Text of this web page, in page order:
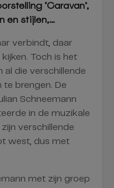
‘Caravan’,
en stijlen,…
verbindt, daar
Toch is het
al die verschillende
brengen. De
Schneemann
in de muzikale
zijn verschillende
west, dus met
met zijn groep